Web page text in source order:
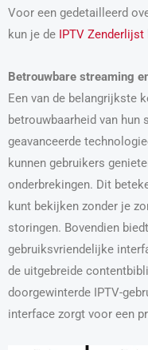
Voor een gedetailleerd
kun je de IPTV Zenderlijst
Betrouwbare streaming
Een van de belangrijkste
betrouwbaarheid van hun
geavanceerde
kunnen gebruikers
onderbrekingen. Dit
kunt bekijken zonder je
storingen. Bovendien
gebruiksvriendelijke
de uitgebreide
doorgewinterde IPTV-
interface zorgt voor een